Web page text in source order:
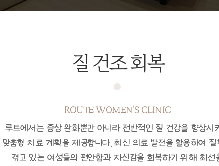
질 건조 회복
ROUTE WOMEN'S CLINIC
루트에서는 증상 완화뿐만 아니라 전반적인 질 건강을 향상시
맞춤형 치료 계획을 제공합니다. 최신 의료 발전을 활용하여 질
겪고 있는 여성들의 편안함과 자신감을 회복하기 위해 최선